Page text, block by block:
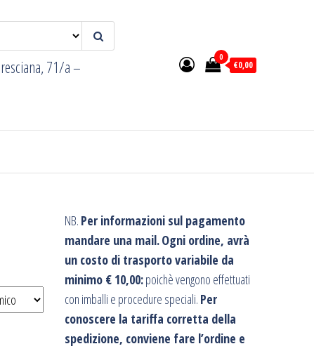
71/a –
0
€0,00
NB. Per informazioni sul pagamento
mandare una mail.Ogni ordine, avrà
un costo di trasporto variabile da
minimo € 10,00:poichè vengono effettuati
con imballi e procedure speciali. Per
conoscere la tariffa corretta della
spedizione, conviene fare l’ordine e